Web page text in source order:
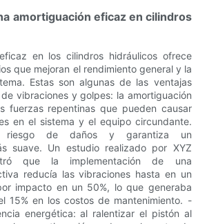
amortiguación eficaz en cilindros
en los cilindros hidráulicos ofrece
que mejoran el rendimiento general y la
Estas son algunas de las ventajas
vibraciones y golpes: la amortiguación
fuerzas repentinas que pueden causar
en el sistema y el equipo circundante.
riesgo de daños y garantiza un
suave. Un estudio realizado por XYZ
que la implementación de una
reducía las vibraciones hasta en un
impacto en un 50%, lo que generaba
15% en los costos de mantenimiento. -
energética: al ralentizar el pistón al